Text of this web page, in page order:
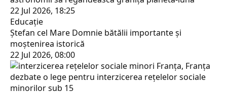
22 Jul 2026, 18:25
Educaţie
Ștefan cel Mare Domnie bătălii importante și
moștenirea istorică
22 Jul 2026, 08:00